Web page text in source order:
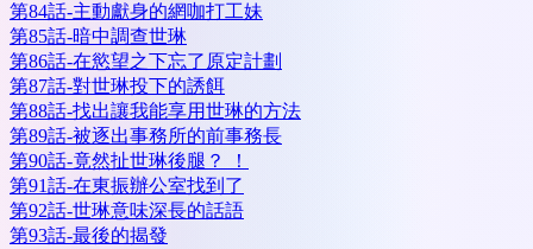
第84話-主動獻身的網咖打工妹
第85話-暗中調查世琳
第86話-在慾望之下忘了原定計劃
第87話-對世琳投下的誘餌
第88話-找出讓我能享用世琳的方法
第89話-被逐出事務所的前事務長
第90話-竟然扯世琳後腿？ ！
第91話-在東振辦公室找到了
第92話-世琳意味深長的話語
第93話-最後的揭發